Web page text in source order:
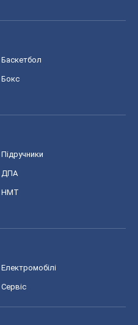
Баскетбол
Бокс
Підручники
ДПА
НМТ
Електромобілі
Сервіс